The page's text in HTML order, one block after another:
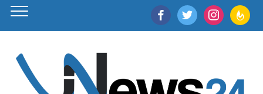
facebooktwitter instagram